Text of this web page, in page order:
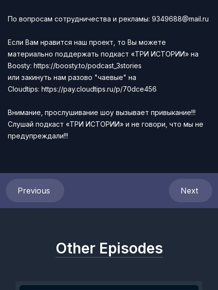
По вопросам сотрудничества и рекламы: 9349688@mail.ru
Если Вам нравится наш проект, то Вы можете
материально поддержать подкаст «ТРИ ИСТОРИИ» на
Boosty: https://boosty.to/podcast_3stories
или закинуть нам разово "чаевые" на
Сloudtips: https://pay.cloudtips.ru/p/70dce456
Внимание, прослушивание шоу вызывает привыкание!!!
Слушай подкаст «ТРИ ИСТОРИИ» и не говори, что мы не
предупреждали!!!
Previous Next
Other Episodes